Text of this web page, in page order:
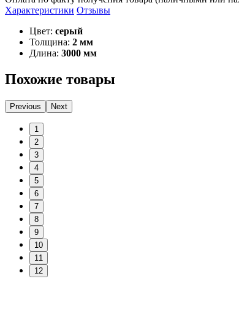
Характеристики Отзывы
Цвет: серый
Толщина: 2 мм
Длина: 3000 мм
Похожие товары
Previous Next
1
2
3
4
5
6
7
8
9
10
11
12